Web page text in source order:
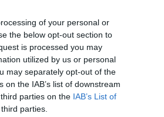
of your personal or
the below opt-out section to
is processed you may
utilized by us or personal
may separately opt-out of the
the IAB’s list of downstream
parties on the IAB’s List of
parties.